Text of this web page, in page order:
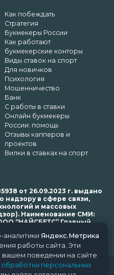
Как побеждать
Стратегия
Букмекеры России
Как работают
букмекерские конторы
Виды ставок на спорт
Для новичков
Психология
Мошенничество
Банк
С работы в ставки
Онлайн букмекеры
России: помощь
Отзывы капперов и
проектов
Вилки в ставках на спорт
от 26.09.2023 г. выдано
в сфере связи,
и массовых
Наименование СМИ:
“НАЙСБЕТС” Главный
18+
Яндекс.Метрика
работы сайта. Эти
поведении на сайте
персональных